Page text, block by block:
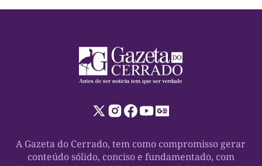
A Gazeta do Cerrado, tem como compromisso gerar
conteúdo sólido, conciso e fundamentado, com